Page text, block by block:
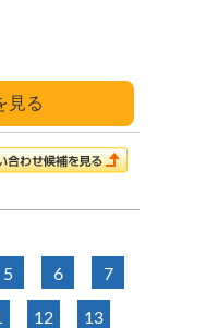
5 6 7
12 13